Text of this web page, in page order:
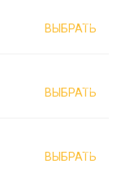
ВЫБРАТЬ
ВЫБРАТЬ
ВЫБРАТЬ